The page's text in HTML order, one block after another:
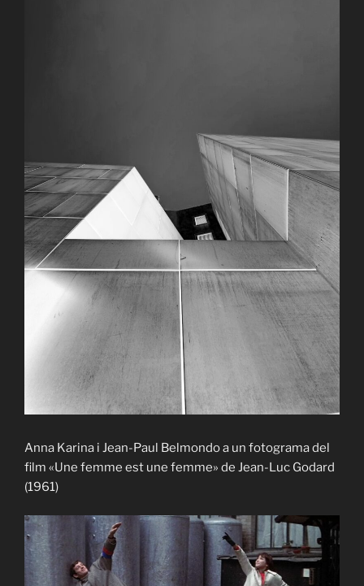
Anna Karina i Jean-Paul Belmondo a un fotograma del
film «Une femme est une femme» de Jean-Luc Godard
(1961)